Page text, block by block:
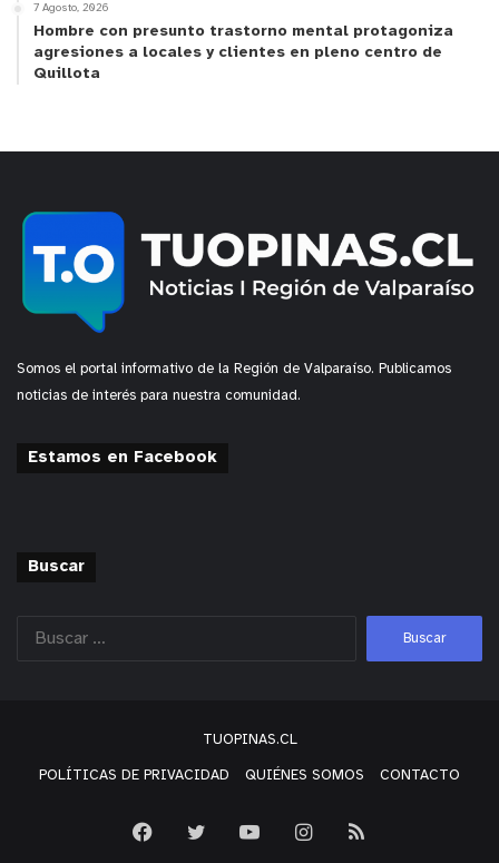
7 Agosto, 2026
Hombre con presunto trastorno mental protagoniza
agresiones a locales y clientes en pleno centro de
Quillota
Somos el portal informativo de la Región de Valparaíso. Publicamos
noticias de interés para nuestra comunidad.
Estamos en Facebook
Buscar
TUOPINAS.CL
POLÍTICAS DE PRIVACIDAD QUIÉNES SOMOS CONTACTO